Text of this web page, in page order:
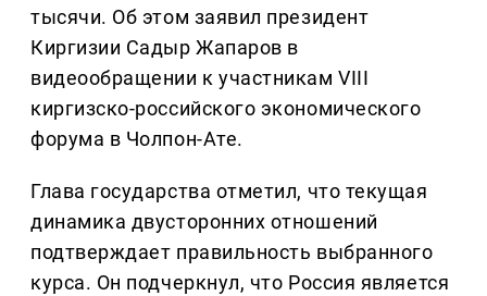
тысячи. Об этом заявил президент
Киргизии Садыр Жапаров в
видеообращении к участникам VIII
киргизско-российского экономического
форума в Чолпон-Ате.
Глава государства отметил, что текущая
динамика двусторонних отношений
подтверждает правильность выбранного
курса. Он подчеркнул, что Россия является